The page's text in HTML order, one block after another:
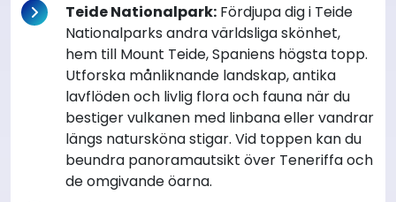
Teide Nationalpark: Fördjupa dig i Teide
Nationalparks andra världsliga skönhet,
hem till Mount Teide, Spaniens högsta topp.
Utforska månliknande landskap, antika
lavflöden och livlig flora och fauna när du
bestiger vulkanen med linbana eller vandrar
längs natursköna stigar. Vid toppen kan du
beundra panoramautsikt över Teneriffa och
de omgivande öarna.